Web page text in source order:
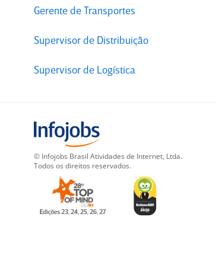
Gerente de Transportes
Supervisor de Distribuição
Supervisor de Logística
© Infojobs Brasil Atividades de Internet, Ltda.
Todos os direitos reservados.